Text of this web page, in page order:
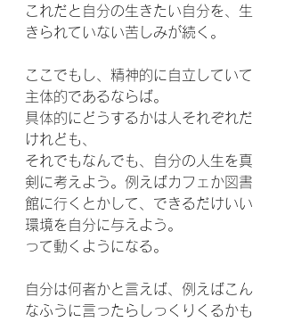
これだと自分の生きたい自分を、生
きられていない苦しみが続く。
ここでもし、精神的に自立していて
主体的であるならば。
具体的にどうするかは人それぞれだ
けれども、
それでもなんでも、自分の人生を真
剣に考えよう。例えばカフェか図書
館に行くとかして、できるだけいい
環境を自分に与えよう。
って動くようになる。
自分は何者かと言えば、例えばこん
なふうに言ったらしっくりくるかも